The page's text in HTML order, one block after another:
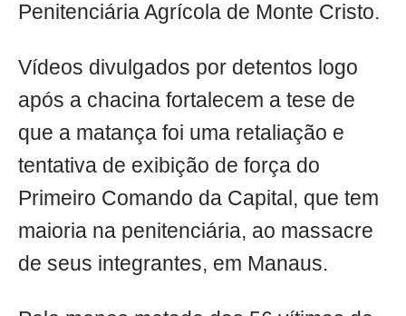
Penitenciária Agrícola de Monte Cristo.
Vídeos divulgados por detentos logo
após a chacina fortalecem a tese de
que a matança foi uma retaliação e
tentativa de exibição de força do
Primeiro Comando da Capital, que tem
maioria na penitenciária, ao massacre
de seus integrantes, em Manaus.